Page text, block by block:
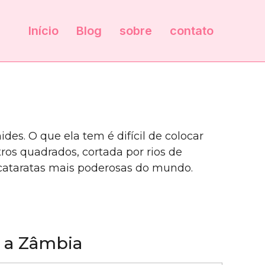
Início Blog sobre contato
O que ela tem é difícil de colocar
quadrados, cortada por rios de
mais poderosas do mundo.
Zâmbia